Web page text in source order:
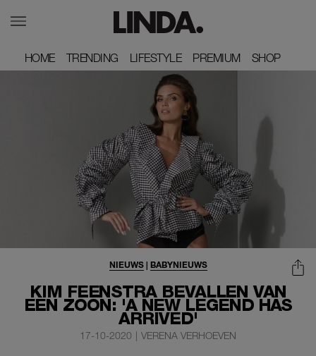
HOME
HOME TRENDING
TRENDING LIFESTYLE
LIFESTYLE PREMIUM
PREMIUM SHOP
SHOP
KIM FEENSTRA BEVALLEN VAN
EEN ZOON: 'A NEW LEGEND HAS
ARRIVED'
NIEUWS| BABYNIEUWS
17-10-2020 | VERENA VERHOEVEN